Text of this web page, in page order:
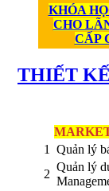
KHÓA
CHO
CẤP
THIẾT
1 Quản lý
2
Quản lý